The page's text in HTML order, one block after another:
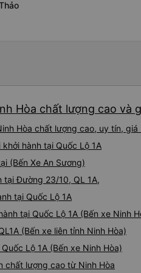
Hòa chất lượng cao và
Hòa chất lượng cao, uy tín,
hành tại Quốc Lộ 1A
(Bến Xe An Sương)
tại Đường 23/10, QL 1A,
tại Quốc Lộ 1A
tại Quốc Lộ 1A (Bến xe Ninh
(Bến xe liên tỉnh Ninh Hòa)
Lộ 1A (Bến xe Ninh Hòa)
chất lượng cao từ Ninh Hòa